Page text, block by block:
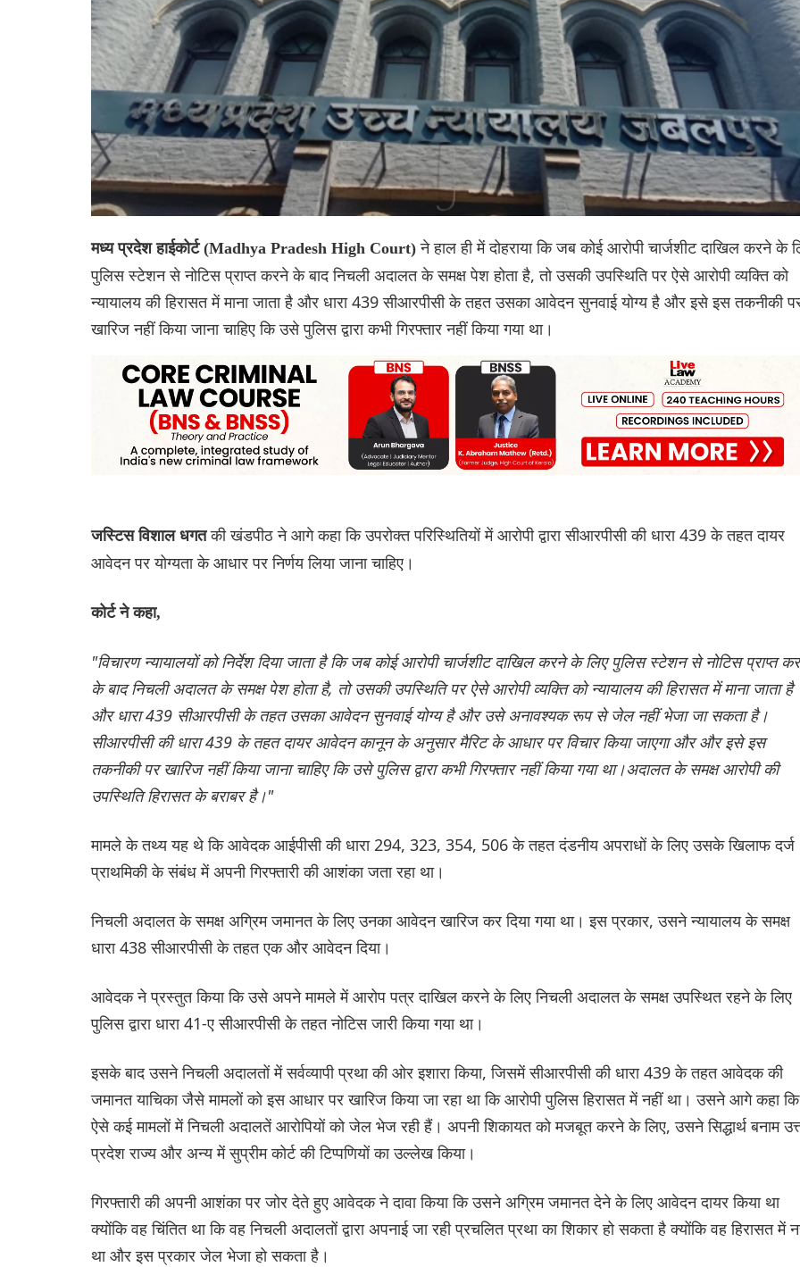
मध्य प्रदेश हाईकोर्ट (Madhya Pradesh High Court) ने हाल ही में दोहराया कि जब कोई आरोपी चार्जशीट दाखिल करने के
पुलिस स्टेशन से नोटिस प्राप्त करने के बाद निचली अदालत के समक्ष पेश होता है, तो उसकी उपस्थिति पर ऐसे आरोपी व्यक्ति को
न्यायालय की हिरासत में माना जाता है और धारा 439 सीआरपीसी के तहत उसका आवेदन सुनवाई योग्य है और इसे इस तकनीकी
खारिज नहीं किया जाना चाहिए कि उसे पुलिस द्वारा कभी गिरफ्तार नहीं किया गया था।
जस्टिस विशाल धगतकी खंडपीठ ने आगे कहा कि उपरोक्त परिस्थितियों में आरोपी द्वारा सीआरपीसी की धारा 439 के तहत दायर
आवेदन पर योग्यता के आधार पर निर्णय लिया जाना चाहिए।
कोर्ट ने कहा,
"विचारण न्यायालयों को निर्देश दिया जाता है कि जब कोई आरोपी चार्जशीट दाखिल करने के लिए पुलिस स्टेशन से नोटिस प्राप्त
के बाद निचली अदालत के समक्ष पेश होता है, तो उसकी उपस्थिति पर ऐसे आरोपी व्यक्ति को न्यायालय की हिरासत में माना जाता है
और धारा 439 सीआरपीसी के तहत उसका आवेदन सुनवाई योग्य है और उसे अनावश्यक रूप से जेल नहीं भेजा जा सकता है।
सीआरपीसी की धारा 439 के तहत दायर आवेदन कानून के अनुसार मैरिट के आधार पर विचार किया जाएगा और और इसे इस
तकनीकी पर खारिज नहीं किया जाना चाहिए कि उसे पुलिस द्वारा कभी गिरफ्तार नहीं किया गया था।अदालत के समक्ष आरोपी की
उपस्थिति हिरासत के बराबर है।"
मामले के तथ्य यह थे कि आवेदक आईपीसी की धारा 294, 323, 354, 506 के तहत दंडनीय अपराधों के लिए उसके खिलाफ दर्ज
प्राथमिकी के संबंध में अपनी गिरफ्तारी की आशंका जता रहा था।
निचली अदालत के समक्ष अग्रिम जमानत के लिए उनका आवेदन खारिज कर दिया गया था। इस प्रकार, उसने न्यायालय के समक्ष
धारा 438 सीआरपीसी के तहत एक और आवेदन दिया।
आवेदक ने प्रस्तुत किया कि उसे अपने मामले में आरोप पत्र दाखिल करने के लिए निचली अदालत के समक्ष उपस्थित रहने के लिए
पुलिस द्वारा धारा 41-ए सीआरपीसी के तहत नोटिस जारी किया गया था।
इसके बाद उसने निचली अदालतों में सर्वव्यापी प्रथा की ओर इशारा किया, जिसमें सीआरपीसी की धारा 439 के तहत आवेदक की
जमानत याचिका जैसे मामलों को इस आधार पर खारिज किया जा रहा था कि आरोपी पुलिस हिरासत में नहीं था। उसने आगे कहा कि
ऐसे कई मामलों में निचली अदालतें आरोपियों को जेल भेज रही हैं। अपनी शिकायत को मजबूत करने के लिए, उसने सिद्धार्थ बनाम
प्रदेश राज्य और अन्य में सुप्रीम कोर्ट की टिप्पणियों का उल्लेख किया।
गिरफ्तारी की अपनी आशंका पर जोर देते हुए आवेदक ने दावा किया कि उसने अग्रिम जमानत देने के लिए आवेदन दायर किया था
क्योंकि वह चिंतित था कि वह निचली अदालतों द्वारा अपनाई जा रही प्रचलित प्रथा का शिकार हो सकता है क्योंकि वह हिरासत में
था और इस प्रकार जेल भेजा हो सकता है।